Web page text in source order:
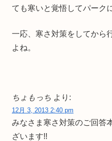
ても寒いと覚悟してパーク
一応、寒さ対策をしてから
よね。
ちょもっち より:
12月 3, 2013 2:40 pm
みなさま寒さ対策のご回答
ざいます!!